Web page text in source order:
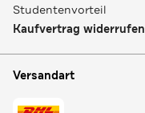
Studentenvorteil
Kaufvertrag widerrufen
Versandart